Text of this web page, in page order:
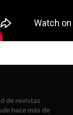
de revistas
hace más de